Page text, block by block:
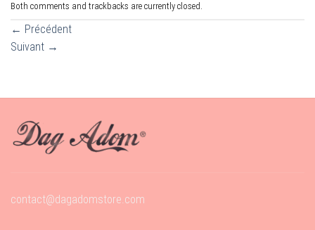
Both comments and trackbacks are currently closed.
← Précédent
Suivant →
contact@dagadomstore.com